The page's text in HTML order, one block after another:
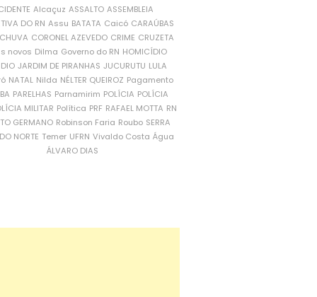
Alcaçuz ASSALTO ASSEMBLEIA
DO RN Assu BATATA Caicó CARAÚBAS
CORONEL AZEVEDO CRIME CRUZETA
novos Dilma Governo do RN HOMICÍDIO
JARDIM DE PIRANHAS JUCURUTU LULA
NATAL Nilda NÉLTER QUEIROZ Pagamento
PARELHAS Parnamirim POLÍCIA POLÍCIA
MILITAR Política PRF RAFAEL MOTTA RN
GERMANO Robinson Faria Roubo SERRA
NORTE Temer UFRN Vivaldo Costa Água
ÁLVARO DIAS